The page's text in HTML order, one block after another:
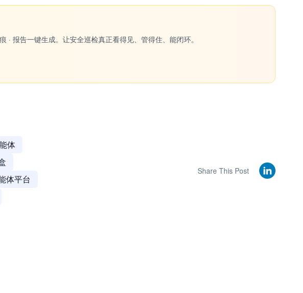
· 报告一键生成。让安全巡检真正看得见、管得住、能闭环。
体
体平台
Share This Post